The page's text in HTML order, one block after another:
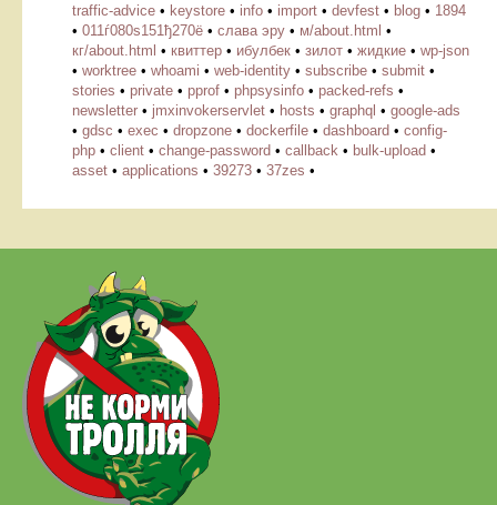
traffic-advice • keystore • info • import • devfest • blog • 1894
• 011ѓ080ѕ151ђ270ё • слава эру • м/about.html •
кг/about.html • квиттер • ибулбек • зилот • жидкие • wp-json
• worktree • whoami • web-identity • subscribe • submit •
stories • private • pprof • phpsysinfo • packed-refs •
newsletter • jmxinvokerservlet • hosts • graphql • google-ads
• gdsc • exec • dropzone • dockerfile • dashboard • config-
php • client • change-password • callback • bulk-upload •
asset • applications • 39273 • 37zes •